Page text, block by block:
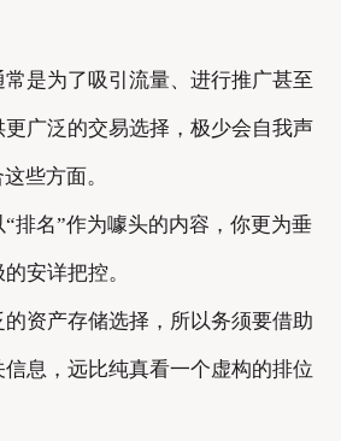
是为了吸引流量、进行推广甚至
广泛的交易选择，极少会自我声
些方面。
排名”作为噱头的内容，你更为垂
安详把控。
资产存储选择，所以务须要借助
息，远比纯真看一个虚构的排位